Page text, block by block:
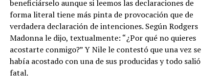
beneficiárselo aunque si leemos las declaraciones de
forma literal tiene más pinta de provocación que de
verdadera declaración de intenciones. Según Rodgers
Madonna le dijo, textualmente: “¿Por qué no quieres
acostarte conmigo?” Y Nile le contestó que una vez se
había acostado con una de sus producidas y todo salió
fatal.